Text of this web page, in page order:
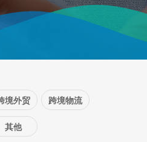
境外贸 跨境物流
其他